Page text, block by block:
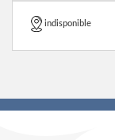
indisponible